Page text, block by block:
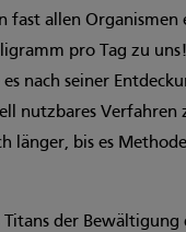
fast allen
pro Tag zu
nach seiner
nutzbares Verfahren
länger, bis es
Titans der